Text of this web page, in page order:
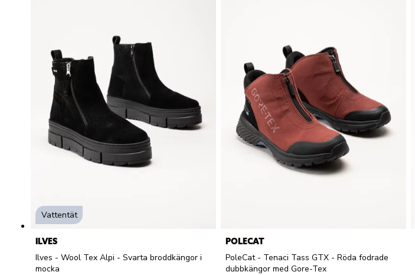
Vattentät
ILVES
Ilves - Wool Tex Alpi - Svarta broddkängor i
mocka
POLECAT
PoleCat - Tenaci Tass GTX - Röda fodrade
dubbkängor med Gore-Tex